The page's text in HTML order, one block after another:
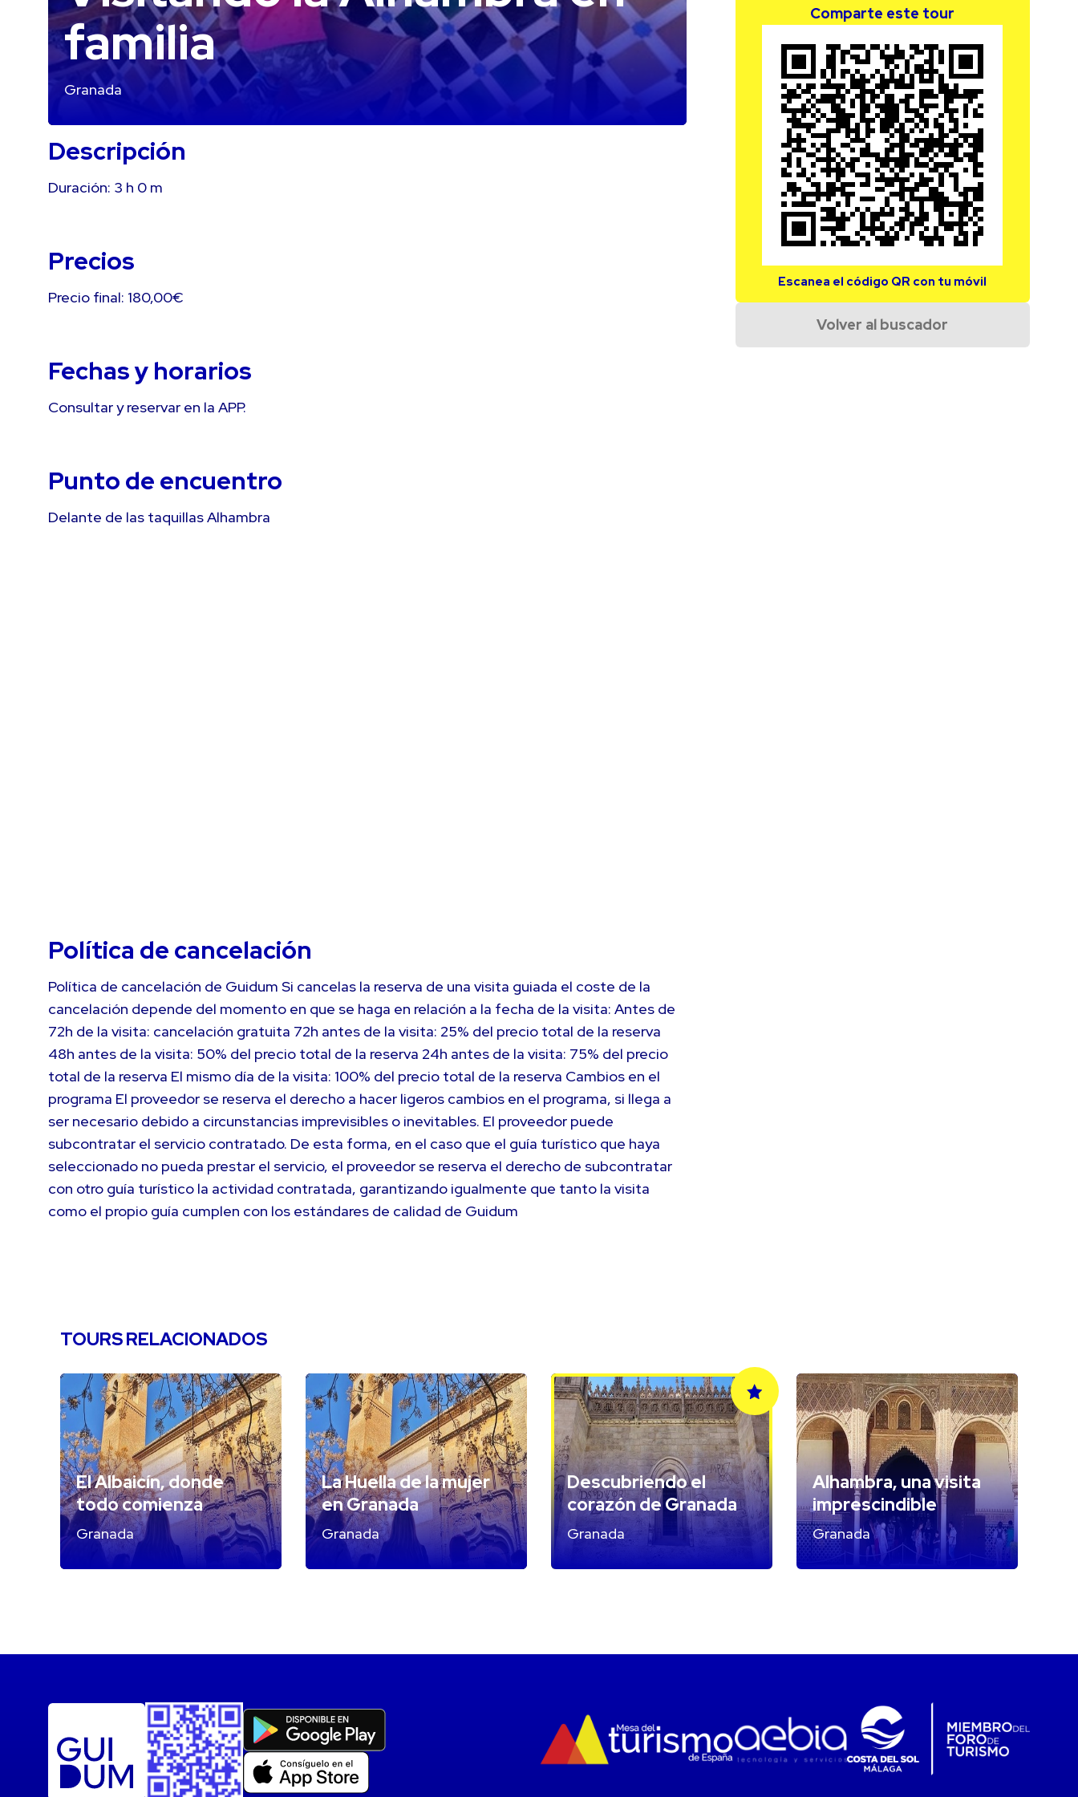
familia
Granada
Descripción
Duración: 3 h 0 m
Precios
Precio final: 180,00€
Fechas y horarios
Consultar y reservar en la APP.
Punto de encuentro
Delante de las taquillas Alhambra
Política de cancelación
Política de cancelación de Guidum Si cancelas la reserva de una visita guiada el coste de la
cancelación depende del momento en que se haga en relación a la fecha de la visita: Antes de
72h de la visita: cancelación gratuita 72h antes de la visita: 25% del precio total de la reserva
48h antes de la visita: 50% del precio total de la reserva 24h antes de la visita: 75% del precio
total de la reserva El mismo día de la visita: 100% del precio total de la reserva Cambios en el
programa El proveedor se reserva el derecho a hacer ligeros cambios en el programa, si llega a
ser necesario debido a circunstancias imprevisibles o inevitables. El proveedor puede
subcontratar el servicio contratado. De esta forma, en el caso que el guía turístico que haya
seleccionado no pueda prestar el servicio, el proveedor se reserva el derecho de subcontratar
con otro guía turístico la actividad contratada, garantizando igualmente que tanto la visita
como el propio guía cumplen con los estándares de calidad de Guidum
Comparte este tour
Escanea el código QR con tu móvil
Volver al buscador
TOURS RELACIONADOS
El Albaicín, donde
todo comienza
Granada
La Huella de la mujer
en Granada
Granada
Descubriendo el
corazón de Granada
Granada
Alhambra, una visita
imprescindible
Granada